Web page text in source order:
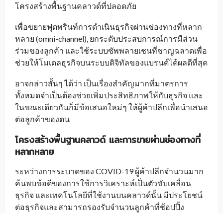
โครงสร้างพื้นฐานคลาวด์ที่ปลอดภัย
เพื่อขยายฟุตพรินท์การดำเนินธุรกิจผ่านช่องทางที่หลาก
หลาย (omni-channel), ยกระดับประสบการณ์การมีส่วน
ร่วมของลูกค้า และใช้ระบบซัพพลายเชนที่ชาญฉลาดเพื่อ
ช่วยให้โมเดลธุรกิจบนระบบดิจิทัลของแบรนด์ได้ผลดีที่สุด
อาจกล่าวสั้นๆ ได้ว่า เป็นเรื่องสำคัญมากที่มาตรการ
ทั้งหมดจำเป็นต้องช่วยเพิ่มประสิทธิภาพให้กับธุรกิจ และ
ในขณะเดียวกันก็มีข้อเสนอใหม่ๆ ให้ผู้ค้าปลีกเพื่อนำเสนอ
ต่อลูกค้าของตน
โครงสร้างพื้นฐานคลาวด์ และการขายผ่านช่องทางที่
หลากหลาย
ระหว่างการระบาดของ COVID-19 ผู้ค้าปลีกจำนวนมาก
ค้นพบข้อดีของการใช้การวิเคราะห์เป็นตัวขับเคลื่อน
ธุรกิจ และเทคโนโลยีที่ใช้งานบนคลาวด์นั้น มีประโยชน์
ต่อธุรกิจและสามารถรองรับจำนวนลูกค้าที่ช้อปปิ้ง